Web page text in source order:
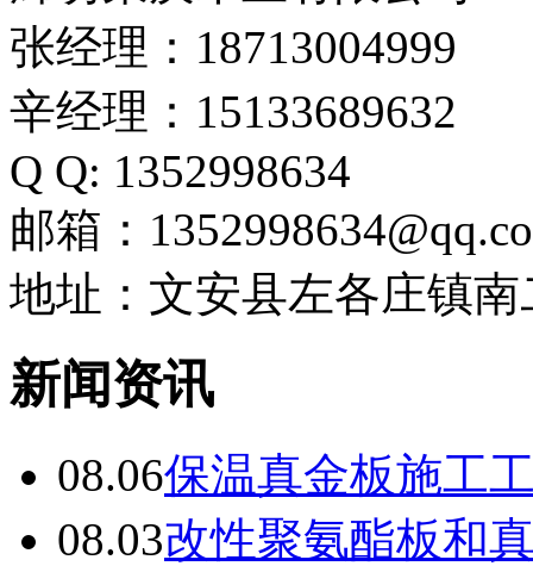
张经理：18713004999
辛经理：15133689632
Q Q: 1352998634
邮箱：
地址：文安县左各庄镇
新闻资讯
08.06保温真金板施工
08.03改性聚氨酯板和